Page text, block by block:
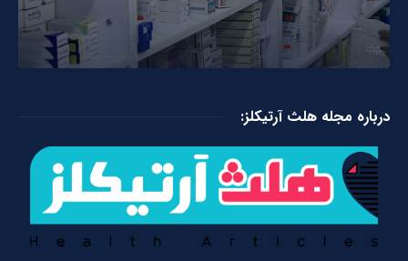
درباره مجله هلث آرتیکلز: